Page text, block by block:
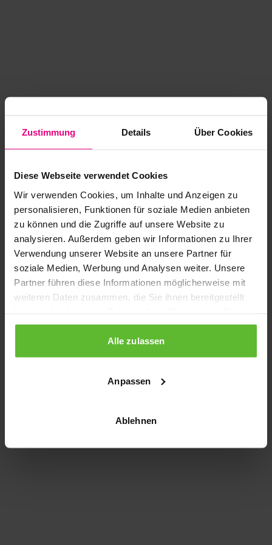
Zustimmung Details Über Cookies
Diese Webseite verwendet Cookies
Wir verwenden Cookies, um Inhalte und Anzeigen zu
personalisieren, Funktionen für soziale Medien anbieten
zu können und die Zugriffe auf unsere Website zu
analysieren. Außerdem geben wir Informationen zu Ihrer
Verwendung unserer Website an unsere Partner für
soziale Medien, Werbung und Analysen weiter. Unsere
Partner führen diese Informationen möglicherweise mit
weiteren Daten zusammen, die Sie ihnen bereitgestellt
gesammelt haben.
Alle zulassen
Anpassen
Ablehnen
Application error: a client-side exception has occurred
loading www.kurzwego.de (see the browser console for more
information).